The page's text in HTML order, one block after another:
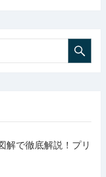
解で徹底解説！プリ